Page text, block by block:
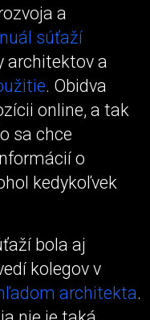
a
súťaží
architektov a
. Obidva
online, a tak
sa chce
o
kedykoľvek
bola aj
kolegov v
architekta.